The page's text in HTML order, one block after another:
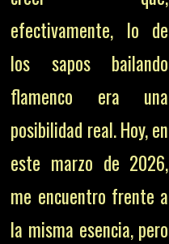
efectivamente, lo de
los sapos bailando
flamenco era una
posibilidad real. Hoy, en
este marzo de 2026,
me encuentro frente a
la misma esencia, pero